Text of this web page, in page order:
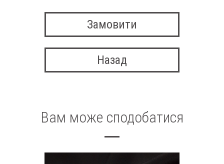
Замовити
Назад
Вам може сподобатися